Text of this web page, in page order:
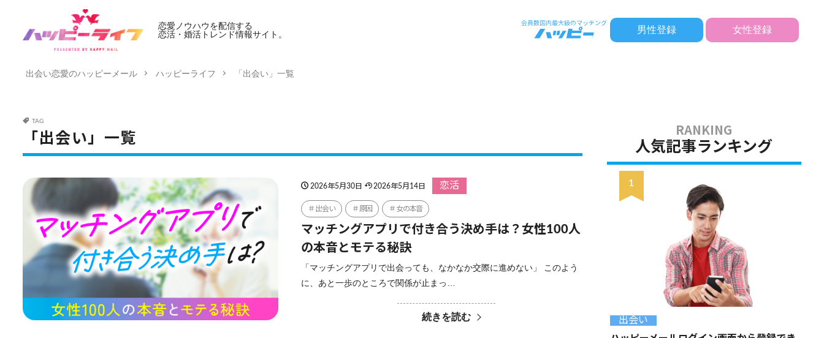
恋愛ノウハウを配信する
恋活・婚活トレンド情報サイト。
男性登録 女性登録
出会い恋愛のハッピーメール ハッピーライフ 「出会い」一覧
TAG
「出会い」一覧
2026年5月30日 2026年5月14日 恋活
出会い 原因 女の本音
マッチングアプリで付き合う決め手は？女性100人
の本音とモテる秘訣
「マッチングアプリで出会っても、なかなか交際に進めない」 このよう
に、あと一歩のところで関係が止まっ…
続きを読む
人気記事ランキング
出会い